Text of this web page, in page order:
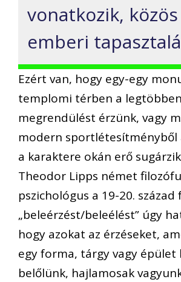
vonatkozik, közös
emberi
Ezért van, hogy egy-egy
templomi térben a legtöbben
megrendülést érzünk, vagy
modern sportlétesítményből
a karaktere okán erő
Theodor Lipps német
pszichológus a 19-20.
„beleérzést/beleélést” úgy
hogy azokat az érzéseket,
egy forma, tárgy vagy épület
belőlünk, hajlamosak